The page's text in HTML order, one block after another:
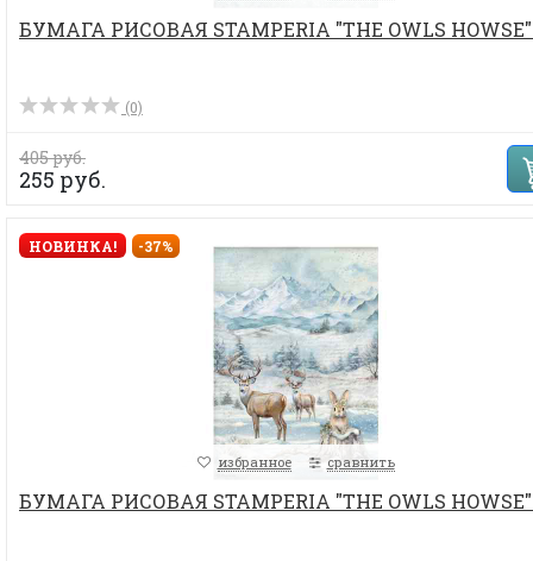
БУМАГА РИСОВАЯ STAMPERIA "THE OWLS
(0)
405 руб.
255 руб.
НОВИНКА! -37%
избранное сравнить
БУМАГА РИСОВАЯ STAMPERIA "THE OWLS